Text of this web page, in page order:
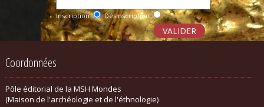
Inscription Désinscription
Coordonnées
Pôle éditorial de la MSH Mondes
(Maison de l'archéologie et de l'éthnologie)